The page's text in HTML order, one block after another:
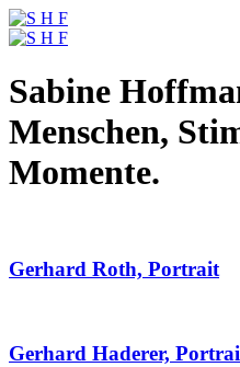
Sabine
Menschen,
Momente.
Gerhard Roth, Portrait
Gerhard Haderer,